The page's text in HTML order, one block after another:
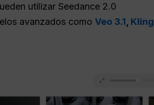
utilizar Seedance 2.0
avanzados como Veo 3.1 Kling